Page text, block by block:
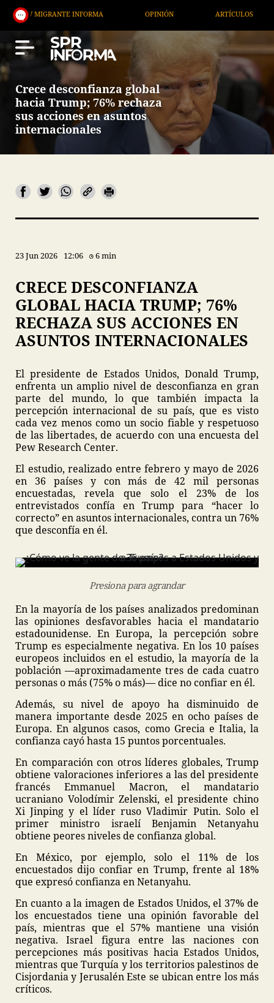
INFORMA OPINIÓN ARTÍCULOS ARTE /
Crece desconfianza global
hacia Trump; 76% rechaza
sus acciones en asuntos
internacionales
23 Jun 2026 12:06 6 min
CRECE DESCONFIANZA
GLOBAL HACIA TRUMP; 76%
RECHAZA SUS ACCIONES EN
ASUNTOS INTERNACIONALES
El presidente de Estados Unidos, Donald Trump,
enfrenta un amplio nivel de desconfianza en gran
parte del mundo, lo que también impacta la
percepción internacional de su país, que es visto
cada vez menos como un socio fiable y respetuoso
de las libertades, de acuerdo con una encuesta del
Pew Research Center.
El estudio, realizado entre febrero y mayo de 2026
en 36 países y con más de 42 mil personas
encuestadas, revela que solo el 23% de los
entrevistados confía en Trump para “hacer lo
correcto” en asuntos internacionales, contra un 76%
que desconfía en él.
Presiona para agrandar
En la mayoría de los países analizados predominan
las opiniones desfavorables hacia el mandatario
estadounidense. En Europa, la percepción sobre
Trump es especialmente negativa. En los 10 países
europeos incluidos en el estudio, la mayoría de la
población —aproximadamente tres de cada cuatro
personas o más (75% o más)— dice no confiar en él.
Además, su nivel de apoyo ha disminuido de
manera importante desde 2025 en ocho países de
Europa. En algunos casos, como Grecia e Italia, la
confianza cayó hasta 15 puntos porcentuales.
En comparación con otros líderes globales, Trump
obtiene valoraciones inferiores a las del presidente
francés Emmanuel Macron, el mandatario
ucraniano Volodímir Zelenski, el presidente chino
Xi Jinping y el líder ruso Vladimir Putin. Solo el
primer ministro israelí Benjamin Netanyahu
obtiene peores niveles de confianza global.
En México, por ejemplo, solo el 11% de los
encuestados dijo confiar en Trump, frente al 18%
que expresó confianza en Netanyahu.
En cuanto a la imagen de Estados Unidos, el 37% de
los encuestados tiene una opinión favorable del
país, mientras que el 57% mantiene una visión
negativa. Israel figura entre las naciones con
percepciones más positivas hacia Estados Unidos,
mientras que Turquía y los territorios palestinos de
Cisjordania y Jerusalén Este se ubican entre los más
críticos.